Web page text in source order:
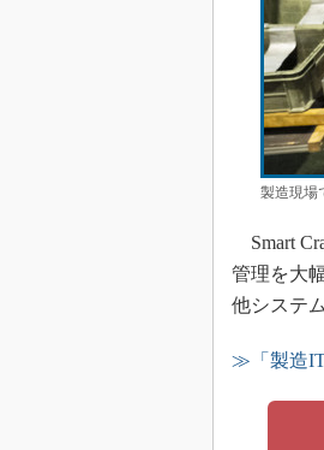
製造現場
Smart
管理を大
他システ
≫「製造